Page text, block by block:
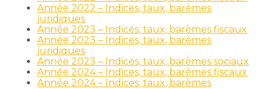
Année 2022 – Indices, taux, barèmes
juridiques
Année 2023 – Indices, taux, barèmes fiscaux
Année 2023 – Indices, taux, barèmes
juridiques
Année 2023 – Indices, taux, barèmes sociaux
Année 2024 – Indices, taux, barèmes fiscaux
Année 2024 – Indices, taux, barèmes